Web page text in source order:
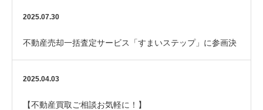
2025.07.30
不動産売却一括査定サービス「すまいステップ」に参画決
定のお知らせ
2025.04.03
【不動産買取ご相談お気軽に！】